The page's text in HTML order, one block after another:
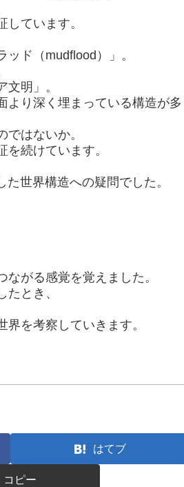
ています。
ド（mudflood）」。
明」。
より深く埋まっている構造が多
はないか。
続けています。
世界構造への疑問でした。
がる感覚を覚えました。
たとき、
を考察していきます。
はてブ
コピー